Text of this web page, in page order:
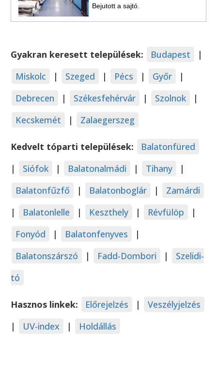
Bejutott a sajtó.
Gyakran keresett települések: Budapest
|
Miskolc
| Szeged | Pécs | Győr
|
Debrecen
| Székesfehérvár | Szolnok
|
Kecskemét
| Zalaegerszeg
Kedvelt tóparti települések:
Balatonfüred
|
Siófok | Balatonalmádi | Tihany
|
Balatonfűzfő
| Balatonboglár |
Zamárdi
|
Balatonlelle | Keszthely | Révfülöp
|
Fonyód
| Balatonfenyves
|
Balatonszárszó
| Fadd-Dombori |
Szelidi-
tó
Hasznos linkek: Előrejelzés |
Veszélyjelzés
|
UV-index | Holdállás